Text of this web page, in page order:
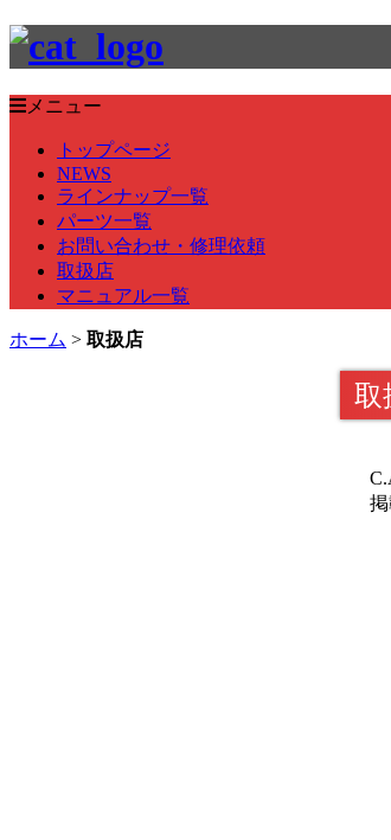
メニュー
トップページ
NEWS
ラインナップ一覧
パーツ一覧
お問い合わせ・修理依頼
取扱店
マニュアル一覧
ホーム > 取扱店
取